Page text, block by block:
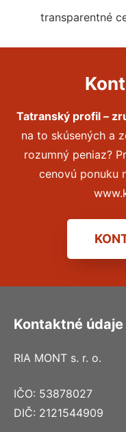
transparentné
Tatranský profil –
na to skúsených a
rozumný peniaz?
cenovú ponuku
Kontaktné údaje
RIA MONT s. r. o.
IČO: 53878027
DIČ: 2121544909